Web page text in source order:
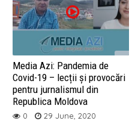
Media Azi: Pandemia de
Covid-19 – lecții și provocări
pentru jurnalismul din
Republica Moldova
0 29 June, 2020